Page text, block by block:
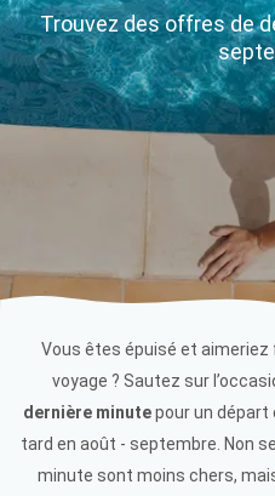
Trouvez des offres de
Vous êtes épuisé et aimeriez
voyage ? Sautez sur
dernière minutepour un départ
tard en août - septembre. Non
minute sont moins chers,